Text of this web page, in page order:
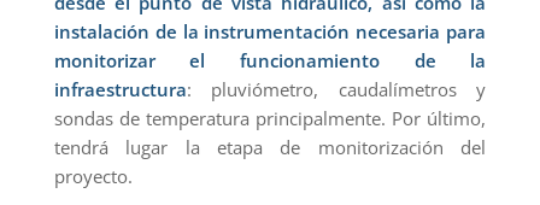
instalación de la instrumentación necesaria para
monitorizar el funcionamiento de la
infraestructura: pluviómetro, caudalímetros y
sondas de temperatura principalmente. Por último,
tendrá lugar la etapa de monitorización del
proyecto.